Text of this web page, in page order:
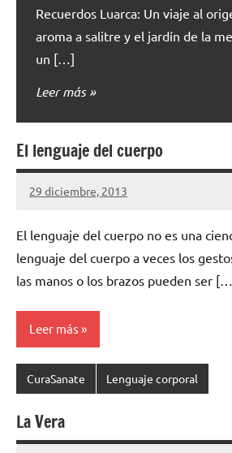
Recuerdos Luarca: Un viaje al
aroma a salitre y el jardín de la
un […]
Leer más
El lenguaje del cuerpo
29 diciembre, 2013
cuidasdeti
No
comentarios
El lenguaje del cuerpo no es una
lenguaje del cuerpo a veces los
las manos o los brazos pueden ser
Leer más
CuraSanate Lenguaje corporal
La Vera